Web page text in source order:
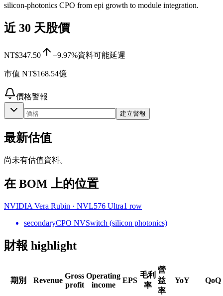
silicon-photonics CPO from epi growth to module integration.
近 30 天股價
NT$347.50 +9.97%資料可能延遲
市值 NT$168.54億
價格警報
建立警報
最新估值
尚未有估值資料。
在 BOM 上的位置
NVIDIA Vera Rubin · NVL576 Ultra1 row
secondaryCPO NVSwitch (silicon photonics)
財報 highlight
期別 Revenue
Gross
profit
Operating
income
EPS
毛利
率
營
益
率
YoY QoQ